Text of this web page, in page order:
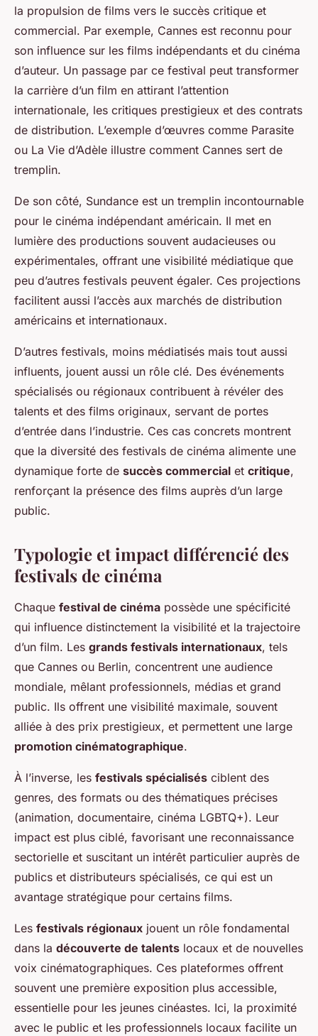
la propulsion de films vers le succès critique et
commercial. Par exemple, Cannes est reconnu pour
son influence sur les films indépendants et du cinéma
d’auteur. Un passage par ce festival peut transformer
la carrière d’un film en attirant l’attention
internationale, les critiques prestigieux et des contrats
de distribution. L’exemple d’œuvres comme Parasite
ou La Vie d’Adèle illustre comment Cannes sert de
tremplin.
De son côté, Sundance est un tremplin incontournable
pour le cinéma indépendant américain. Il met en
lumière des productions souvent audacieuses ou
expérimentales, offrant une visibilité médiatique que
peu d’autres festivals peuvent égaler. Ces projections
facilitent aussi l’accès aux marchés de distribution
américains et internationaux.
D’autres festivals, moins médiatisés mais tout aussi
influents, jouent aussi un rôle clé. Des événements
spécialisés ou régionaux contribuent à révéler des
talents et des films originaux, servant de portes
d’entrée dans l’industrie. Ces cas concrets montrent
que la diversité des festivals de cinéma alimente une
dynamique forte de succès commercial et critique,
renforçant la présence des films auprès d’un large
public.
Typologie et impact différencié des
festivals de cinéma
Chaque festival de cinéma possède une spécificité
qui influence distinctement la visibilité et la trajectoire
d’un film. Les grands festivals internationaux, tels
que Cannes ou Berlin, concentrent une audience
mondiale, mêlant professionnels, médias et grand
public. Ils offrent une visibilité maximale, souvent
alliée à des prix prestigieux, et permettent une large
promotion cinématographique.
À l’inverse, les festivals spécialisés ciblent des
genres, des formats ou des thématiques précises
(animation, documentaire, cinéma LGBTQ+). Leur
impact est plus ciblé, favorisant une reconnaissance
sectorielle et suscitant un intérêt particulier auprès de
publics et distributeurs spécialisés, ce qui est un
avantage stratégique pour certains films.
Les festivals régionaux jouent un rôle fondamental
dans la découverte de talents locaux et de nouvelles
voix cinématographiques. Ces plateformes offrent
souvent une première exposition plus accessible,
essentielle pour les jeunes cinéastes. Ici, la proximité
avec le public et les professionnels locaux facilite un